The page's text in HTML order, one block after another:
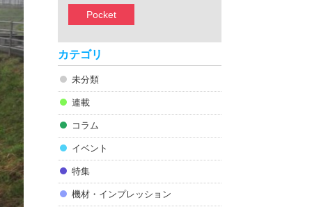
Pocket
カテゴリ
未分類
連載
コラム
イベント
特集
機材・インプレッション